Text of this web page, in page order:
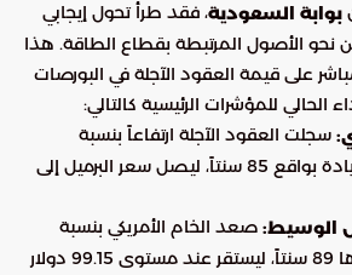
بوابة السعودية، فقد طرأ تحول إيجابي
نحو الأصول المرتبطة بقطاع الطاقة. هذا
على قيمة العقود الآجلة في البورصات
الحالي للمؤشرات الرئيسية كالتالي:
سجلت العقود الآجلة ارتفاعاً بنسبة
0.81%، ما يعادل زيادة بواقع 85 سنتاً، ليصل سعر البرميل إلى
الوسيط: صعد الخام الأمريكي بنسبة
0.91%، بزيادة قدرها 89 سنتاً، ليستقر عند مستوى 99.15 دولار